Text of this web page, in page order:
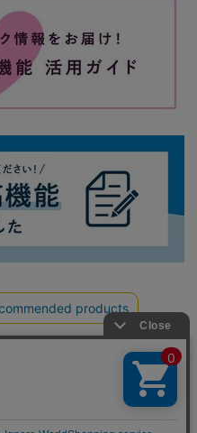
個人情報保護方針
特定商